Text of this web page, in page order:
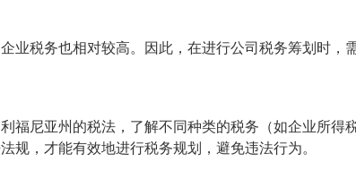
业税务也相对较高。因此，在进行公司税务筹划时，
福尼亚州的税法，了解不同种类的税务（如企业所得
规，才能有效地进行税务规划，避免违法行为。